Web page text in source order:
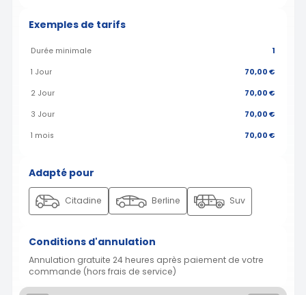
Exemples de tarifs
Durée minimale 1
1 Jour 70,00 €
2 Jour 70,00 €
3 Jour 70,00 €
1 mois 70,00 €
Adapté pour
Citadine Berline Suv
Conditions d'annulation
Annulation gratuite 24 heures après paiement de votre
commande (hors frais de service)